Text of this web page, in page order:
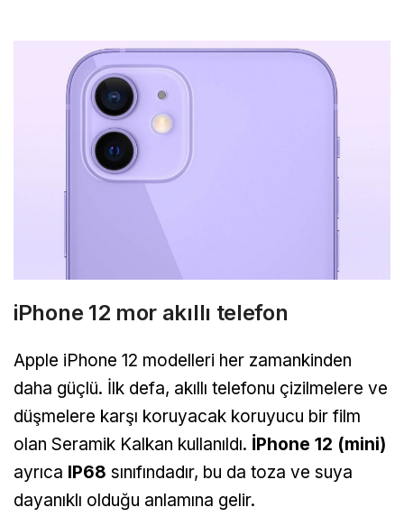
iPhone 12 mor akıllı telefon
Apple iPhone 12 modelleri her zamankinden
daha güçlü. İlk defa, akıllı telefonu çizilmelere ve
düşmelere karşı koruyacak koruyucu bir film
olan Seramik Kalkan kullanıldı. İPhone 12 (mini)
ayrıca IP68 sınıfındadır, bu da toza ve suya
dayanıklı olduğu anlamına gelir.